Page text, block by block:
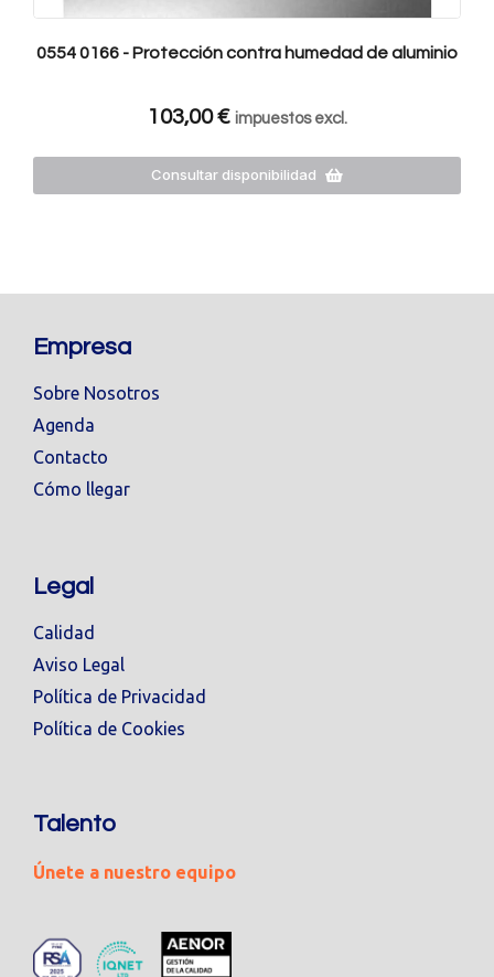
0554 0166 - Protección contra humedad de aluminio
103,00€ impuestos excl.
Consultar disponibilidad
Empresa
Sobre Nosotros
Agenda
Contacto
Cómo llegar
Legal
Calidad
Aviso Legal
Política de Privacidad
Política de Cookies
Talento
Únete a nuestro equipo